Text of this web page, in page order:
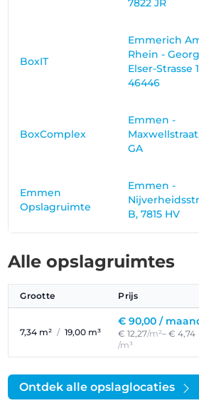
7822 JR
BoxIT
Emmerich
Rhein -
Elser-Strasse
46446
BoxComplex
Emmen -
GA
Emmen
Opslagruimte
Emmen -
B, 7815 HV
Alle opslagruimtes
Grootte Prijs
7,34 m² / 19,00 m³
€ 90,00 /
€ 12,27/m²– € 4,74
/m³
Ontdek alle opslaglocaties